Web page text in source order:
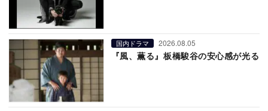
国内ドラマ 2026.08.05
『風、薫る』板橋駿谷の安心感が光る